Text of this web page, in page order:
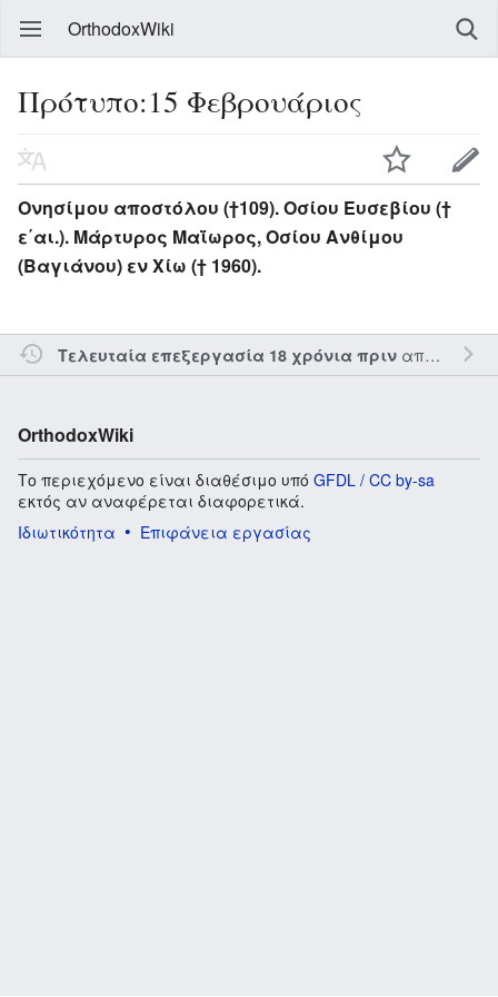
OrthodoxWiki
Πρότυπο:15 Φεβρουάριος
Ονησίμου αποστόλου (†109). Οσίου Ευσεβίου (†
ε΄αι.). Μάρτυρος Μαΐωρος, Οσίου Ανθίμου
(Βαγιάνου) εν Χίω († 1960).
Τελευταία επεξεργασία 18 χρόνια πριναπό τον την
OrthodoxWiki
Το περιεχόμενο είναι διαθέσιμο υπό GFDL / CC by-sa
εκτός αν αναφέρεται διαφορετικά.
Ιδιωτικότητα
Επιφάνεια εργασίας